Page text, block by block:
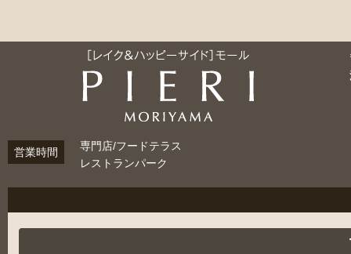
営業時間
専門店/フードテラス
レストランパーク